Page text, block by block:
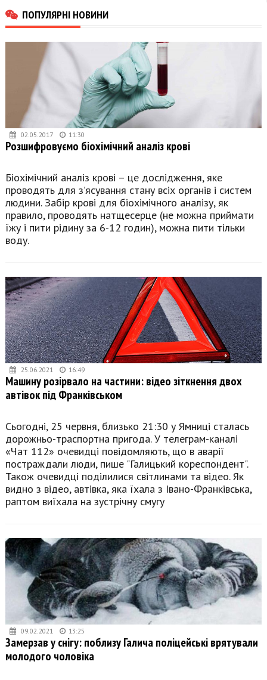
ПОПУЛЯРНІ НОВИНИ
02.05.2017 11:30
Розшифровуємо біохімічний аналіз крові
Біохімічний аналіз крові – це дослідження, яке
проводять для з’ясування стану всіх органів і систем
людини. Забір крові для біохімічного аналізу, як
правило, проводять натщесерце (не можна приймати
їжу і пити рідину за 6-12 годин), можна пити тільки
воду.
25.06.2021 16:49
Машину розірвало на частини: відео зіткнення двох
автівок під Франківськом
Сьогодні, 25 червня, близько 21:30 у Ямниці сталась
дорожньо-траспортна пригода. У телеграм-каналі
«Чат 112» очевидці повідомляють, що в аварії
постраждали люди, пише "Галицький кореспондент".
Також очевидці поділилися світлинами та відео. Як
видно з відео, автівка, яка їхала з Івано-Франківська,
раптом виїхала на зустрічну смугу
09.02.2021 13:25
Замерзав у снігу: поблизу Галича поліцейські врятували
молодого чоловіка